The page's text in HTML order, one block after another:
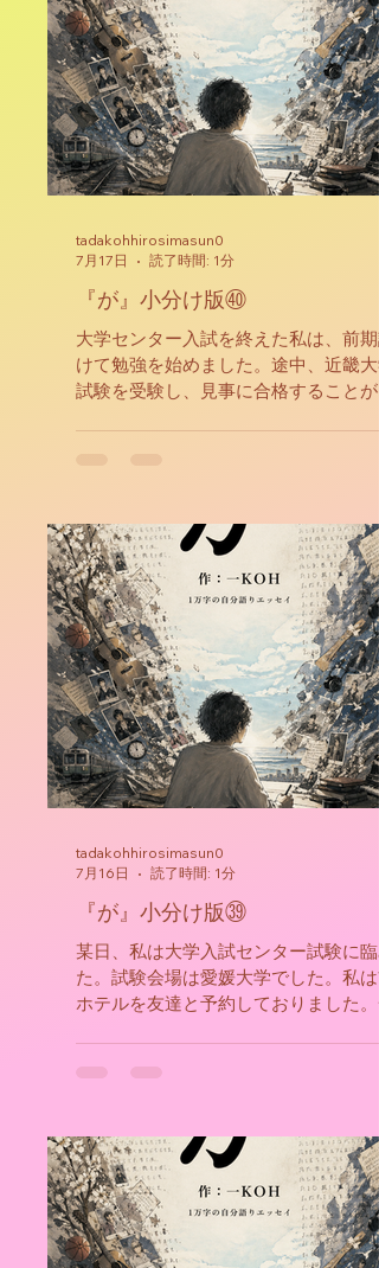
れば、また違う未来が見えていたのだ
おります。
『が』小分け版㊵
大学センター入試を終えた私は、前期
けて勉強を始めました。途中、近畿大
試験を受験し、見事に合格することが
師に言われて受験するのですが、その
くなかったなと感じております。やは
選びは自分自身でするべきものであっ
り返り未練を感じております。
tadakohhirosimasun0
7月17日
読了時間: 1分
『が』小分け版㊴
某日、私は大学入試センター試験に臨
た。試験会場は愛媛大学でした。私は
ホテルを友達と予約しておりました。
うように伸びず、予測よりも低い点数
した。このセンター試験の結果を持っ
広島大学を受けるのは無謀だと担任の
われ、私は泣く泣く当該大学の志望を
た。
tadakohhirosimasun0
7月16日
読了時間: 1分